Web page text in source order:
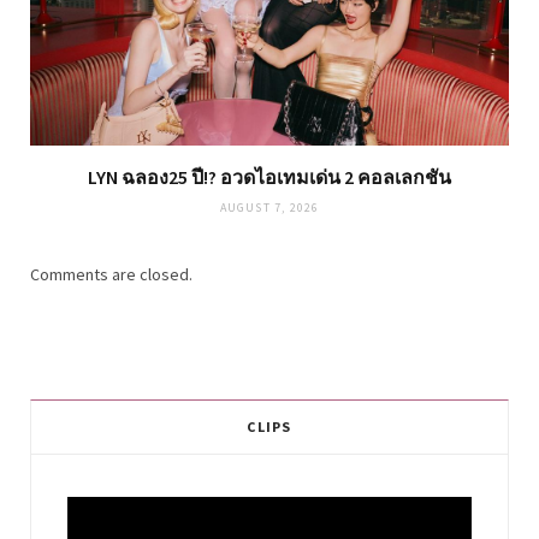
LYN ฉลอง25 ปี!? อวดไอเทมเด่น 2 คอลเลกชัน
AUGUST 7, 2026
Comments are closed.
CLIPS